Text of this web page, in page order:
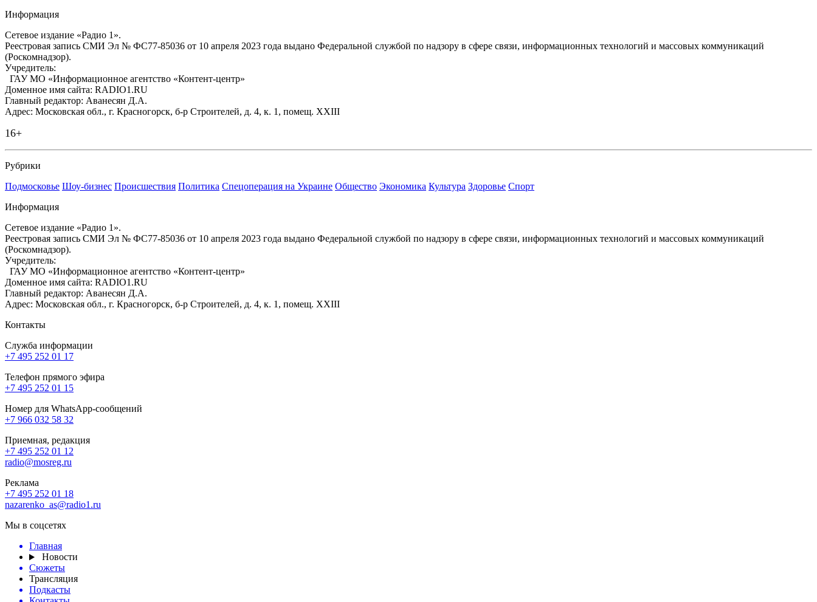
Информация
Сетевое издание «Радио 1».
Реестровая запись СМИ Эл № ФС77-85036 от 10 апреля 2023 года выдано Федеральной службой по надзору в сфере связи, информационных технологий и массовых коммуникаций
(Роскомнадзор).
Учредитель:
ГАУ МО «Информационное агентство «Контент-центр»
Доменное имя сайта: RADIO1.RU
Главный редактор: Аванесян Д.А.
Адрес: Московская обл., г. Красногорск, б-р Строителей, д. 4, к. 1, помещ. XXIII
16+
Рубрики
Подмосковье Шоу-бизнес Происшествия Политика Спецоперация на Украине Общество Экономика Культура Здоровье Спорт
Информация
Сетевое издание «Радио 1».
Реестровая запись СМИ Эл № ФС77-85036 от 10 апреля 2023 года выдано Федеральной службой по надзору в сфере связи, информационных технологий и массовых коммуникаций
(Роскомнадзор).
Учредитель:
ГАУ МО «Информационное агентство «Контент-центр»
Доменное имя сайта: RADIO1.RU
Главный редактор: Аванесян Д.А.
Адрес: Московская обл., г. Красногорск, б-р Строителей, д. 4, к. 1, помещ. XXIII
Контакты
Служба информации
+7 495 252 01 17
Телефон прямого эфира
+7 495 252 01 15
Номер для WhatsApp-сообщений
+7 966 032 58 32
Приемная, редакция
+7 495 252 01 12
radio@mosreg.ru
Реклама
+7 495 252 01 18
nazarenko_as@radio1.ru
Мы в соцсетях
Главная
Новости
Сюжеты
Трансляция
Подкасты